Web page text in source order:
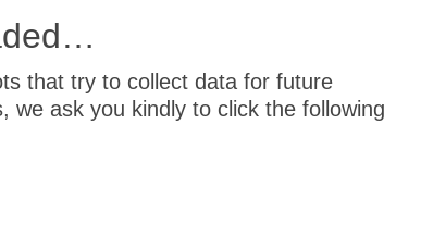
that try to collect data for future
we ask you kindly to click the following